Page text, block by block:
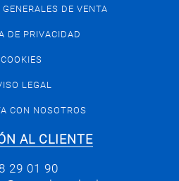
DE VENTA
DE PRIVACIDAD
COOKIES
LEGAL
CON NOSOTROS
AL CLIENTE
29 01 90